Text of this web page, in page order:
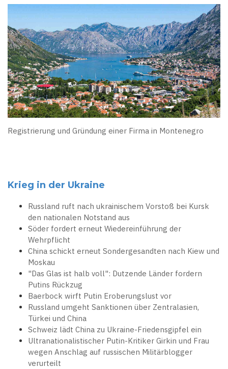
Registrierung und Gründung einer Firma in Montenegro
Krieg in der Ukraine
Russland ruft nach ukrainischem Vorstoß bei Kursk
den nationalen Notstand aus
Söder fordert erneut Wiedereinführung der
Wehrpflicht
China schickt erneut Sondergesandten nach Kiew und
Moskau
"Das Glas ist halb voll": Dutzende Länder fordern
Putins Rückzug
Baerbock wirft Putin Eroberungslust vor
Russland umgeht Sanktionen über Zentralasien,
Türkei und China
Schweiz lädt China zu Ukraine-Friedensgipfel ein
Ultranationalistischer Putin-Kritiker Girkin und Frau
wegen Anschlag auf russischen Militärblogger
verurteilt